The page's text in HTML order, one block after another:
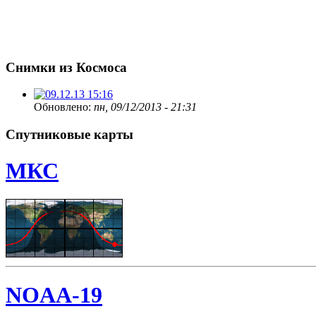
Снимки из Космоса
Обновлено: пн, 09/12/2013 - 21:31
Спутниковые карты
МКС
NOAA-19